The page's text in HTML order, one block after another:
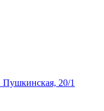
Пушкинская, 20/1